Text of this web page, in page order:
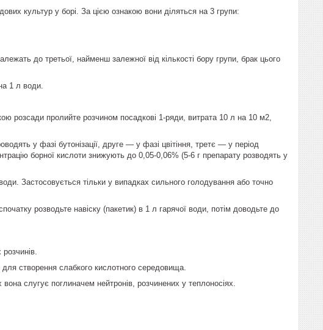
культур у борі. За цією ознакою вони діляться на 3 групи:
до третьої, найменш залежної від кількості бору групи, брак цього
1 л води.
розсади пролийте розчином посадкові 1-ряди, витрата 10 л на 10 м2,
у фазі бутонізації, друге — у фазі цвітіння, третє — у період
борної кислоти знижують до 0,05-0,06% (5-6 г препарату розводять у
Застосовується тільки у випадках сильного голодування або точно
розводьте навіску (пакетик) в 1 л гарячої води, потім доводьте до
створення слабкого кислотного середовища.
слугує поглиначем нейтронів, розчинених у теплоносіях.